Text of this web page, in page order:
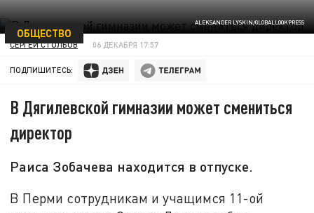
ALEKSANDER LYSKIN/GLOBALLOOKPRESS
ОБЩЕСТВО
СЕРГЕЙ СТОЛБОВ 06 ДЕКАБРЯ 17:57
ПОДПИШИТЕСЬ:
В Дягилевской гимназии может смениться
директор
Раиса Зобачева находится в отпуске.
В Перми сотрудникам и учащимся 11-ой